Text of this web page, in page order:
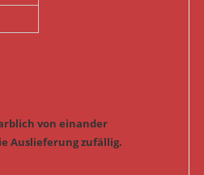
von einander
Auslieferung zufällig.